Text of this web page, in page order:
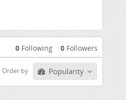
0 Followers
0 Following
Order by Popularity